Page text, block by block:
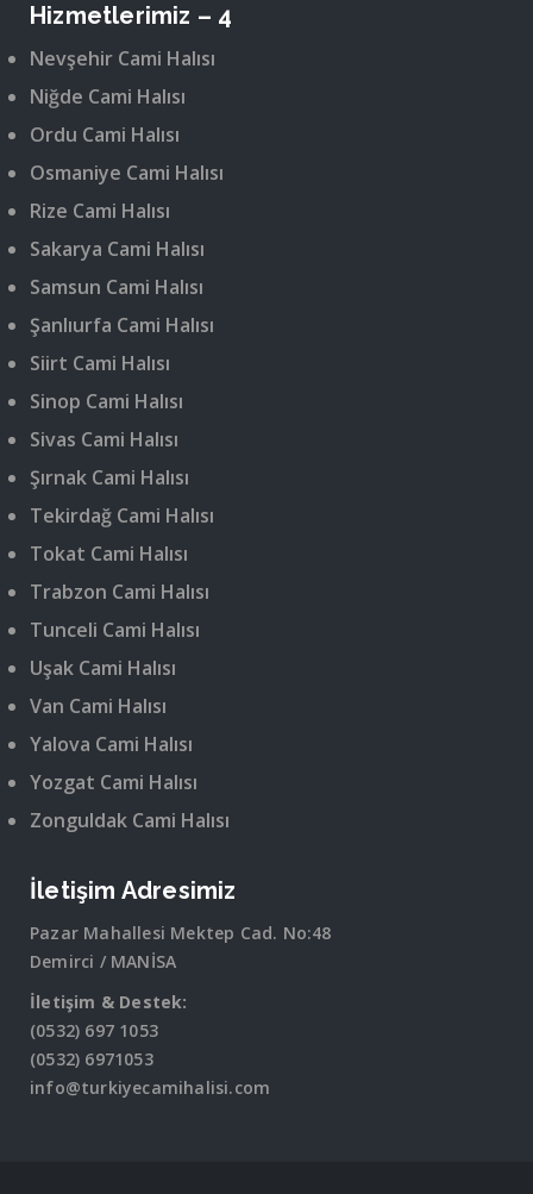
Hizmetlerimiz – 4
Nevşehir Cami Halısı
Niğde Cami Halısı
Ordu Cami Halısı
Osmaniye Cami Halısı
Rize Cami Halısı
Sakarya Cami Halısı
Samsun Cami Halısı
Şanlıurfa Cami Halısı
Siirt Cami Halısı
Sinop Cami Halısı
Sivas Cami Halısı
Şırnak Cami Halısı
Tekirdağ Cami Halısı
Tokat Cami Halısı
Trabzon Cami Halısı
Tunceli Cami Halısı
Uşak Cami Halısı
Van Cami Halısı
Yalova Cami Halısı
Yozgat Cami Halısı
Zonguldak Cami Halısı
İletişim Adresimiz
Pazar Mahallesi Mektep Cad. No:48
Demirci / MANİSA
İletişim & Destek:
(0532) 697 1053
(0532) 6971053
info@turkiyecamihalisi.com